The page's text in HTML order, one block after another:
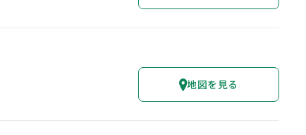
地図を見る